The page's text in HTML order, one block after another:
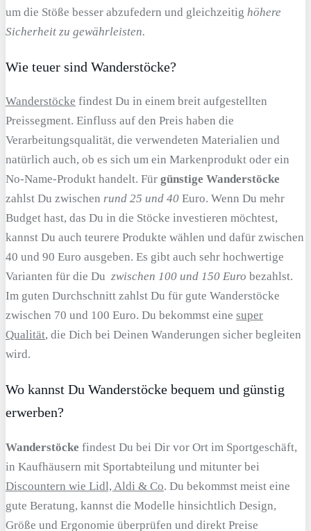
um die Stöße besser abzufedern und gleichzeitig höhere
Sicherheit zu gewährleisten.
Wie teuer sind Wanderstöcke?
Wanderstöcke findest Du in einem breit aufgestellten
Preissegment. Einfluss auf den Preis haben die
Verarbeitungsqualität, die verwendeten Materialien und
natürlich auch, ob es sich um ein Markenprodukt oder ein
No-Name-Produkt handelt. Für günstige Wanderstöcke
zahlst Du zwischen rund 25 und 40 Euro. Wenn Du mehr
Budget hast, das Du in die Stöcke investieren möchtest,
kannst Du auch teurere Produkte wählen und dafür zwischen
40 und 90 Euro ausgeben. Es gibt auch sehr hochwertige
Varianten für die Du zwischen 100 und 150 Euro bezahlst.
Im guten Durchschnitt zahlst Du für gute Wanderstöcke
zwischen 70 und 100 Euro. Du bekommst eine super
Qualität, die Dich bei Deinen Wanderungen sicher begleiten
wird.
Wo kannst Du Wanderstöcke bequem und günstig
erwerben?
Wanderstöcke findest Du bei Dir vor Ort im Sportgeschäft,
in Kaufhäusern mit Sportabteilung und mitunter bei
Discountern wie Lidl, Aldi & Co. Du bekommst meist eine
gute Beratung, kannst die Modelle hinsichtlich Design,
Größe und Ergonomie überprüfen und direkt Preise